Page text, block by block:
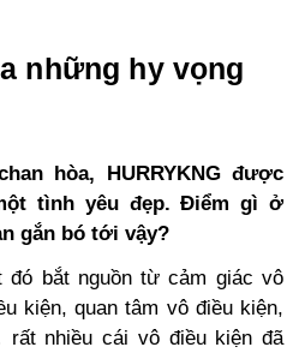
những hy vọng
hòa, HURRYKNG được
tình yêu đẹp. Điểm gì ở
gắn bó tới vậy?
đó bắt nguồn từ cảm giác vô
kiện, quan tâm vô điều kiện,
nhiều cái vô điều kiện đã